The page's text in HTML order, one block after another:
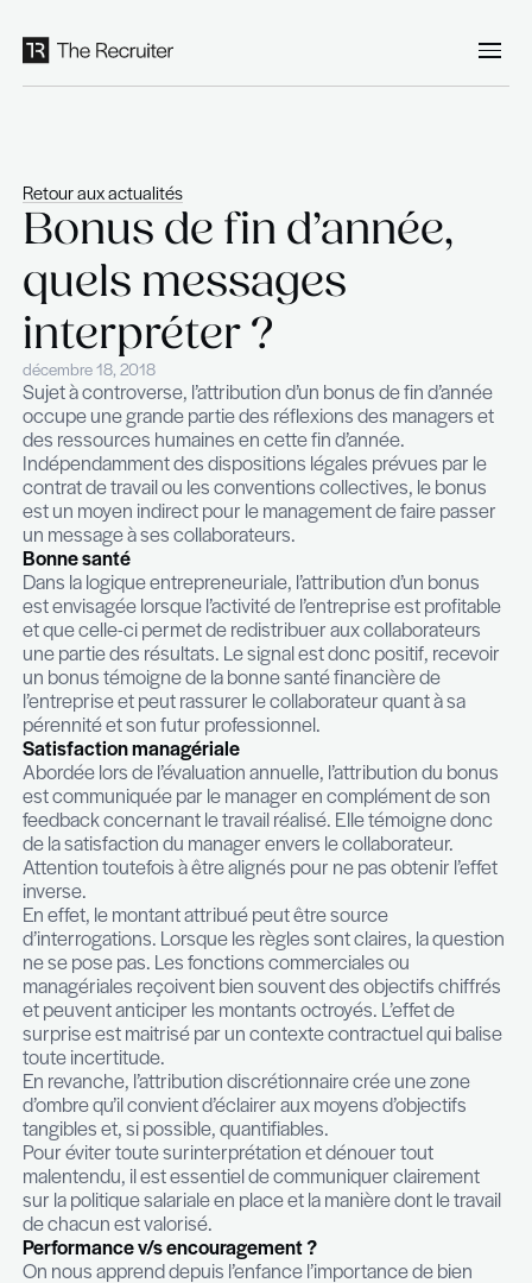
Retour aux actualités
Bonus de fin
quels messages
interpréter ?
décembre 18, 2018
Sujet à controverse, l’attribution d’un bonus de
occupe une grande partie des réflexions des
des ressources humaines en cette fin d’année.
Indépendamment des dispositions légales
contrat de travail ou les conventions collectives,
est un moyen indirect pour le management de
un message à ses collaborateurs.
Bonne santé
Dans la logique entrepreneuriale, l’attribution
est envisagée lorsque l’activité de l’entreprise
et que celle-ci permet de redistribuer aux
une partie des résultats. Le signal est donc
un bonus témoigne de la bonne santé financière
l’entreprise et peut rassurer le collaborateur
pérennité et son futur professionnel.
Satisfaction managériale
Abordée lors de l’évaluation annuelle,
est communiquée par le manager en
feedback concernant le travail réalisé. Elle
de la satisfaction du manager envers le
Attention toutefois à être alignés pour ne pas
inverse.
En effet, le montant attribué peut être source
d’interrogations. Lorsque les règles sont claires,
ne se pose pas. Les fonctions commerciales ou
managériales reçoivent bien souvent des
et peuvent anticiper les montants octroyés.